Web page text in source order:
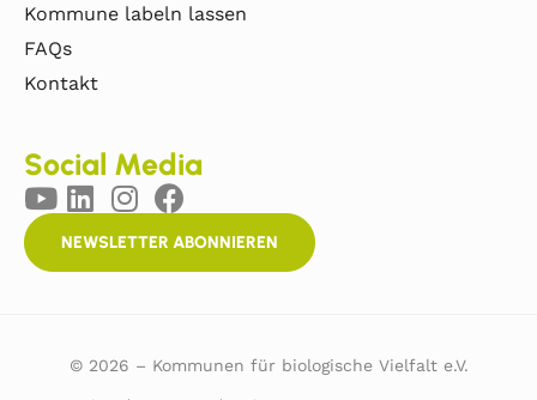
Kommune labeln lassen
FAQs
Kontakt
Social Media
NEWSLETTER ABONNIEREN
© 2026 – Kommunen für biologische Vielfalt e.V.